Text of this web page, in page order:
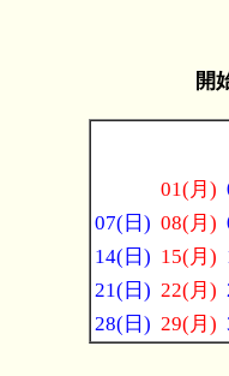
開
01(月)
07(日) 08(月)
14(日) 15(月)
21(日) 22(月)
28(日) 29(月)